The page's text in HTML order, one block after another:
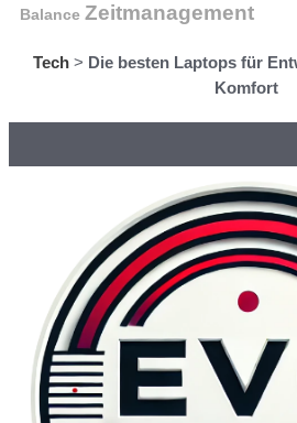
Balance Zeitmanagement
Tech > Die besten Laptops für
Komfort